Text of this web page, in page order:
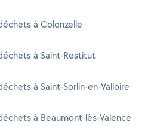
à Colonzelle
à Saint-Restitut
à Saint-Sorlin-en-Valloire
à Beaumont-lès-Valence